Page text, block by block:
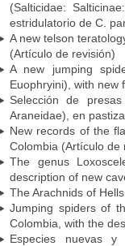
(Salticidae:
estridulatorio de C.
A new telson
(Artículo de revisión)
A new jumping
Euophryini), with new
Selección de
Araneidae), en
New records of the
Colombia (Artículo de
The genus
description of new
The Arachnids of
Jumping spiders of
Colombia, with the
Especies nuevas y